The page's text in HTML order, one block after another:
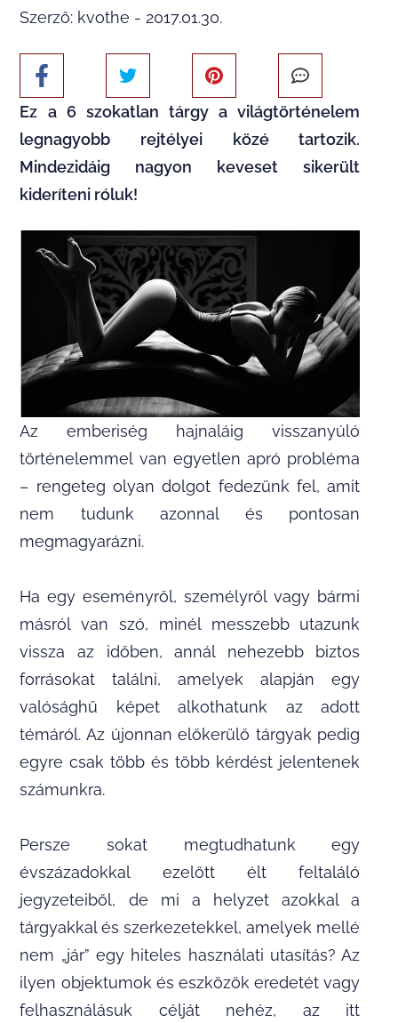
Szerző: kvothe - 2017.01.30.
Ez a 6 szokatlan tárgy a világtörténelem
legnagyobb rejtélyei közé tartozik.
Mindezidáig nagyon keveset sikerült
kideríteni róluk!
Az emberiség hajnaláig visszanyúló
történelemmel van egyetlen apró probléma
– rengeteg olyan dolgot fedezünk fel, amit
nem tudunk azonnal és pontosan
megmagyarázni.
Ha egy eseményről, személyről vagy bármi
másról van szó, minél messzebb utazunk
vissza az időben, annál nehezebb biztos
forrásokat találni, amelyek alapján egy
valósághű képet alkothatunk az adott
témáról. Az újonnan előkerülő tárgyak pedig
egyre csak több és több kérdést jelentenek
számunkra.
Persze sokat megtudhatunk egy
évszázadokkal ezelőtt élt feltaláló
jegyzeteiből, de mi a helyzet azokkal a
tárgyakkal és szerkezetekkel, amelyek mellé
nem „jár” egy hiteles használati utasítás? Az
ilyen objektumok és eszközök eredetét vagy
felhasználásuk célját nehéz, az itt